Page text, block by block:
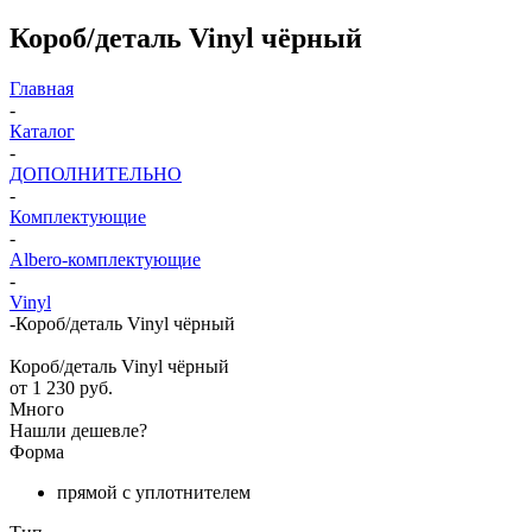
Короб/деталь Vinyl чёрный
Главная
-
Каталог
-
ДОПОЛНИТЕЛЬНО
-
Комплектующие
-
Albero-комплектующие
-
Vinyl
-Короб/деталь Vinyl чёрный
Короб/деталь Vinyl чёрный
от 1 230 руб.
Много
Нашли дешевле?
Форма
прямой с уплотнителем